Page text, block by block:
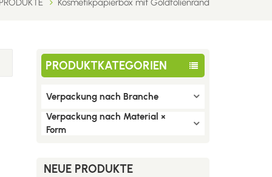
PRODUKTE Kosmetikpapierbox mit Goldfolienrand
PRODUKTKATEGORIEN
Verpackung nach Branche
Verpackung nach Material ×
Form
NEUE PRODUKTE